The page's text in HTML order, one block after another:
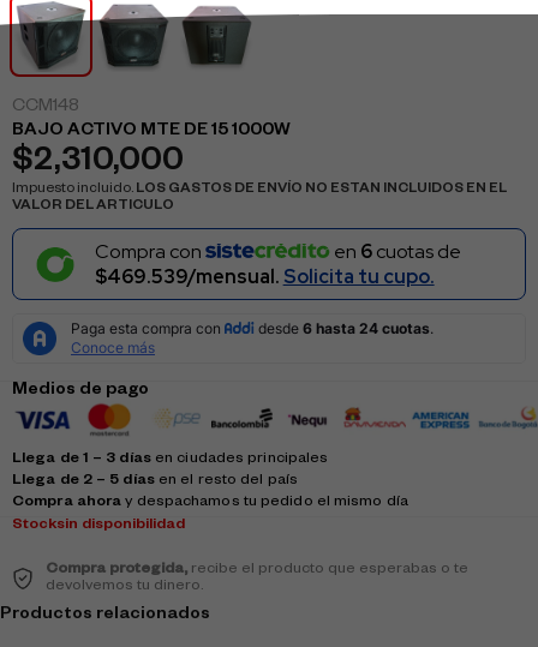
CCM148
BAJO ACTIVO MTE DE 15 1000W
$2,310,000
Impuesto incluido. LOS GASTOS DE ENVÍO NO ESTAN INCLUIDOS EN EL
VALOR DEL ARTICULO
Compra con en 6cuotas de
$469.539/mensual. Solicita tu cupo.
Medios de pago
Llega de 1 – 3 díasen ciudades principales
Llega de 2 – 5 díasen el resto del país
Compra ahora y despachamos tu pedido el mismo día
Stocksin disponibilidad
Compra protegida,recibe el producto que esperabas o te
devolvemos tu dinero.
Productos relacionados